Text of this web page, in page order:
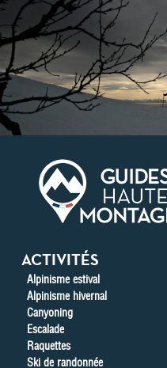
Aller au contenu principal
ACTIVITÉS
Alpinisme estival
Alpinisme hivernal
Canyoning
Escalade
Raquettes
Ski de randonnée